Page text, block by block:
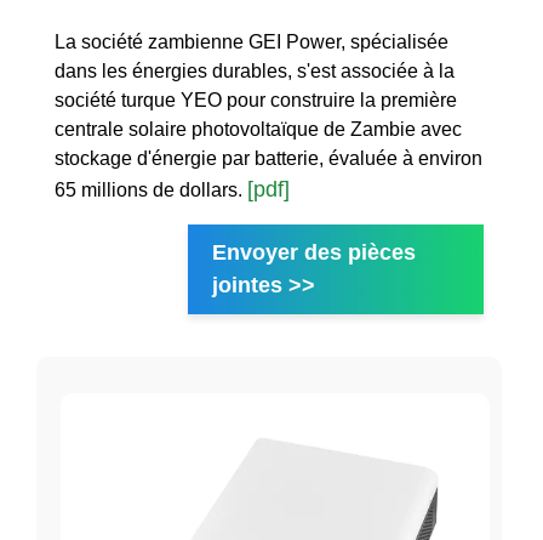
La société zambienne GEI Power, spécialisée
dans les énergies durables, s'est associée à la
société turque YEO pour construire la première
centrale solaire photovoltaïque de Zambie avec
stockage d'énergie par batterie, évaluée à environ
65 millions de dollars. [pdf]
Envoyer des pièces
jointes >>